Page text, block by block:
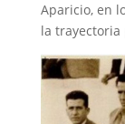
Aparicio, en
la trayectoria